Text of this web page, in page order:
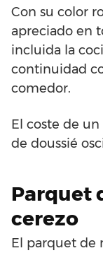
Con su color
apreciado en
incluida la
continuidad
comedor.
El coste de
de doussié
Parquet
cerezo
El parquet de